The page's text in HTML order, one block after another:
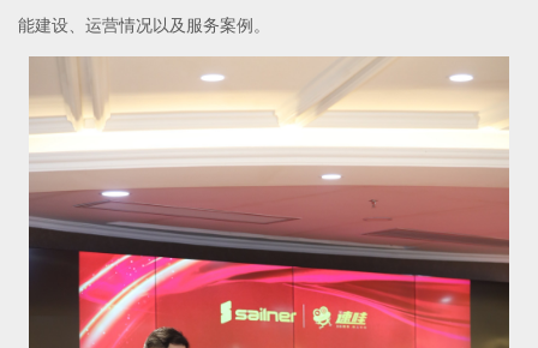
能建设、运营情况以及服务案例。